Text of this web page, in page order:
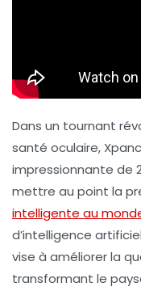
Dans un tournant
santé oculaire,
impressionnante de
mettre au point la
intelligente au
d’intelligence
vise à améliorer la
transformant le